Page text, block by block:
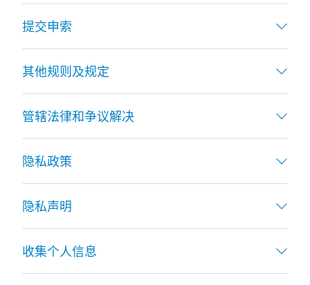
提交申索
其他规则及规定
管辖法律和争议解决
隐私政策
隐私声明
收集个人信息